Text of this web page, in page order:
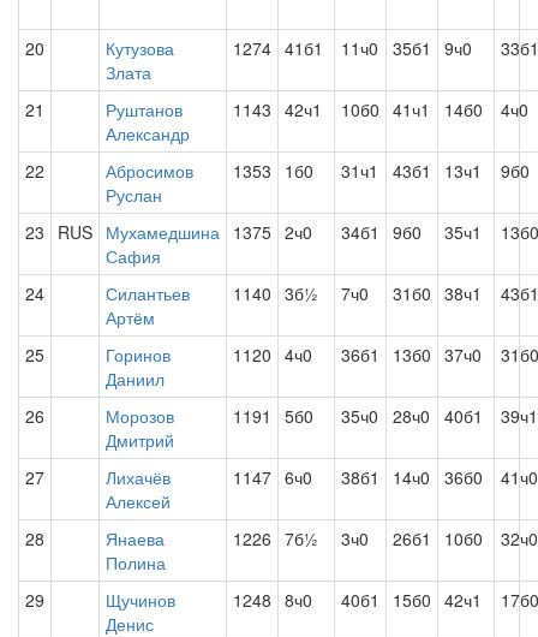
20
Кутузова
Злата
1274 41б1 11ч0 35б1 9ч0 33б1
21
Руштанов
Александр
1143 42ч1 10б0 41ч1 14б0 4ч0
22
Абросимов
Руслан
1353 1б0 31ч1 43б1 13ч1 9б0
23 RUS Мухамедшина
Сафия
1375 2ч0 34б1 9б0 35ч1 13б0
24
Силантьев
Артём
1140 3б½ 7ч0 31б0 38ч1 43б1
25
Горинов
Даниил
1120 4ч0 36б1 13б0 37ч0 31б0
26
Морозов
Дмитрий
1191 5б0 35ч0 28ч0 40б1 39ч1
27
Лихачёв
Алексей
1147 6ч0 38б1 14ч0 36б0 41ч0
28
Янаева
Полина
1226 7б½ 3ч0 26б1 10б0 32ч0
29
Щучинов
Денис
1248 8ч0 40б1 15б0 42ч1 17б0